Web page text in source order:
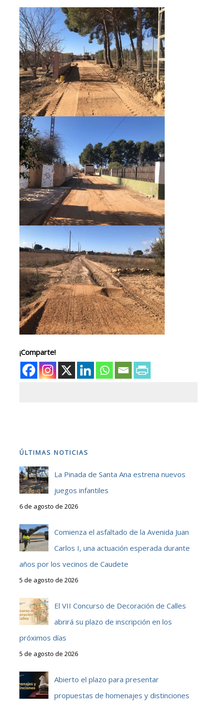
¡Comparte!
ÚLTIMAS NOTICIAS
La Pinada de Santa Ana estrena nuevos
juegos infantiles
6 de agosto de 2026
Comienza el asfaltado de la Avenida Juan
Carlos I, una actuación esperada durante
años por los vecinos de Caudete
5 de agosto de 2026
El VII Concurso de Decoración de Calles
abrirá su plazo de inscripción en los
próximos días
5 de agosto de 2026
Abierto el plazo para presentar
propuestas de homenajes y distinciones